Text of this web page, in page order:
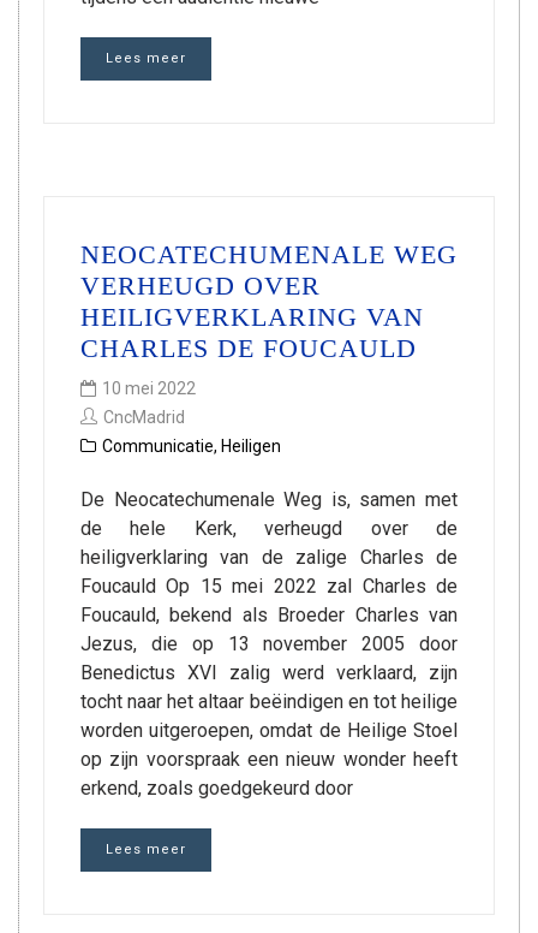
Lees meer
NEOCATECHUMENALE WEG
VERHEUGD OVER
HEILIGVERKLARING VAN
CHARLES DE FOUCAULD
10 mei 2022
CncMadrid
Communicatie, Heiligen
De Neocatechumenale Weg is, samen met
de hele Kerk, verheugd over de
heiligverklaring van de zalige Charles de
Foucauld Op 15 mei 2022 zal Charles de
Foucauld, bekend als Broeder Charles van
Jezus, die op 13 november 2005 door
Benedictus XVI zalig werd verklaard, zijn
tocht naar het altaar beëindigen en tot heilige
worden uitgeroepen, omdat de Heilige Stoel
op zijn voorspraak een nieuw wonder heeft
erkend, zoals goedgekeurd door
Lees meer